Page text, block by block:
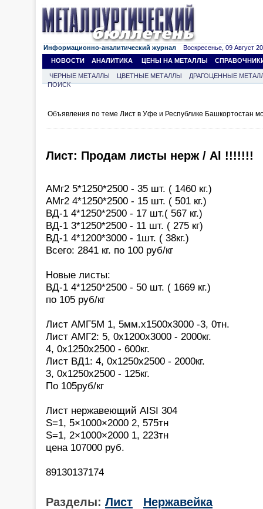
Информационно-аналитический журнал Воскресенье, 09 Август
НОВОСТИ
АНАЛИТИКА ЦЕНЫ НА МЕТАЛЛЫ
ЧЕРНЫЕ МЕТАЛЛЫ ЦВЕТНЫЕ МЕТАЛЛЫ
ДРАГОЦЕННЫЕ
ПОИСК
Объявления по теме Лист в Уфе и Республике Башкортостан
Лист: Продам листы нерж / Al !!!!!!!
АМг2 5*1250*2500 - 35 шт. ( 1460 кг.)
АМг2 4*1250*2500 - 15 шт. ( 501 кг.)
ВД-1 4*1250*2500 - 17 шт.( 567 кг.)
ВД-1 3*1250*2500 - 11 шт. ( 275 кг)
ВД-1 4*1200*3000 - 1шт. ( 38кг.)
Всего: 2841 кг. по 100 руб/кг
Новые листы:
ВД-1 4*1250*2500 - 50 шт. ( 1669 кг.)
по 105 руб/кг
Лист АМГ5М 1, 5мм.х1500х3000 -3, 0тн.
Лист АМГ2: 5, 0х1200х3000 - 2000кг.
4, 0х1250х2500 - 600кг.
Лист ВД1: 4, 0х1250х2500 - 2000кг.
3, 0х1250х2500 - 125кг.
По 105руб/кг
Лист нержавеющий AISI 304
S=1, 5×1000×2000 2, 575тн
S=1, 2×1000×2000 1, 223тн
цена 107000 руб.
89130137174
Разделы: Лист Нержавейка